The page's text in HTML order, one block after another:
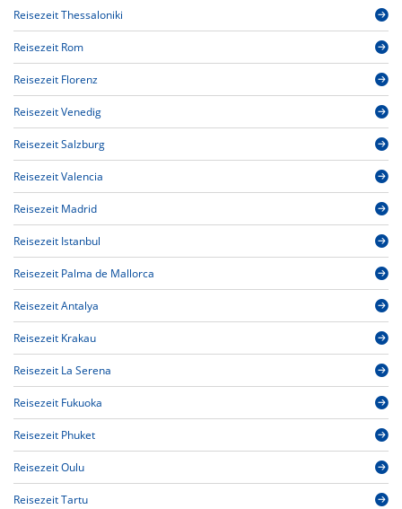
Reisezeit Thessaloniki
Reisezeit Rom
Reisezeit Florenz
Reisezeit Venedig
Reisezeit Salzburg
Reisezeit Valencia
Reisezeit Madrid
Reisezeit Istanbul
Reisezeit Palma de Mallorca
Reisezeit Antalya
Reisezeit Krakau
Reisezeit La Serena
Reisezeit Fukuoka
Reisezeit Phuket
Reisezeit Oulu
Reisezeit Tartu